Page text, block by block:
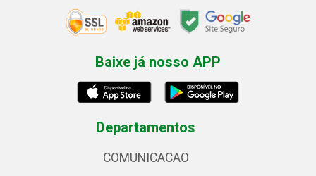
Baixe já nosso APP
Departamentos
COMUNICACAO